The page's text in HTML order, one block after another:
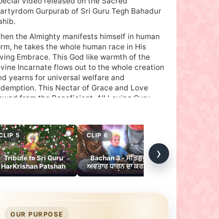
Gurpurab of Sri Guru Tegh Bahadur
the Almighty manifests himself in human
he takes the whole human race in His
Embrace. This God like warmth of the
Incarnate flows out to the whole creation
yearns for universal welfare and
This Nectar of Grace and Love
from the Beneficient, All Loving Guru
a whole nation. Sri Guru Tegh Bahadur
sacrifice for the pandits of Kashmir has
be viewed in this background and context. He,
the Jagat Guru, belongs to all, the whole
The love and mercy of a Prophet, a
It showers like rain on all alike.
5
Tribute to Sri Guru
HarKrishan Patshah
CLIP 6
Bachan 3 - ਸਤਿਗੁਰੂ ਦੇ
ਅਵਤਾਰ ਧਾਰਨ ਦਾ ਕਰਨ ਕੀ
ਹੈ?
›
OUR PURPOSE